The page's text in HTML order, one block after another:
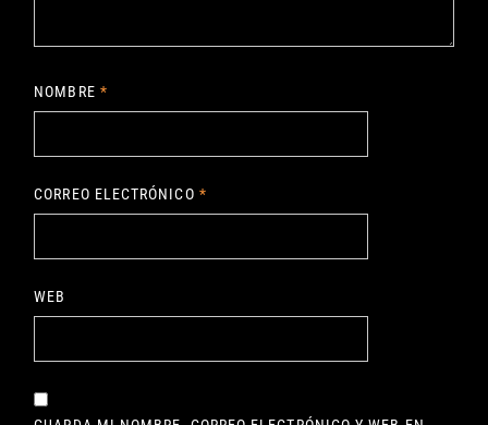
NOMBRE *
CORREO ELECTRÓNICO *
WEB